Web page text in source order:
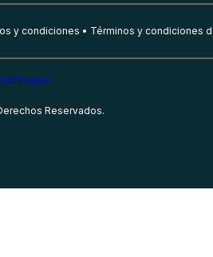
y condiciones Términos y condiciones
Reservados.